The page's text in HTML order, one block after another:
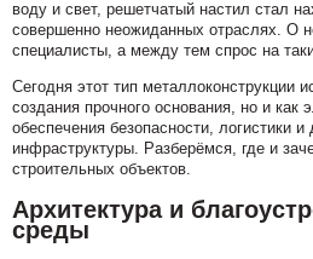
воду и свет, решетчатый настил стал
совершенно неожиданных отраслях. О
специалисты, а между тем спрос на
Сегодня этот тип металлоконструкции
создания прочного основания, но и как
обеспечения безопасности, логистики и
инфраструктуры. Разберёмся, где и
строительных объектов.
Архитектура и
среды